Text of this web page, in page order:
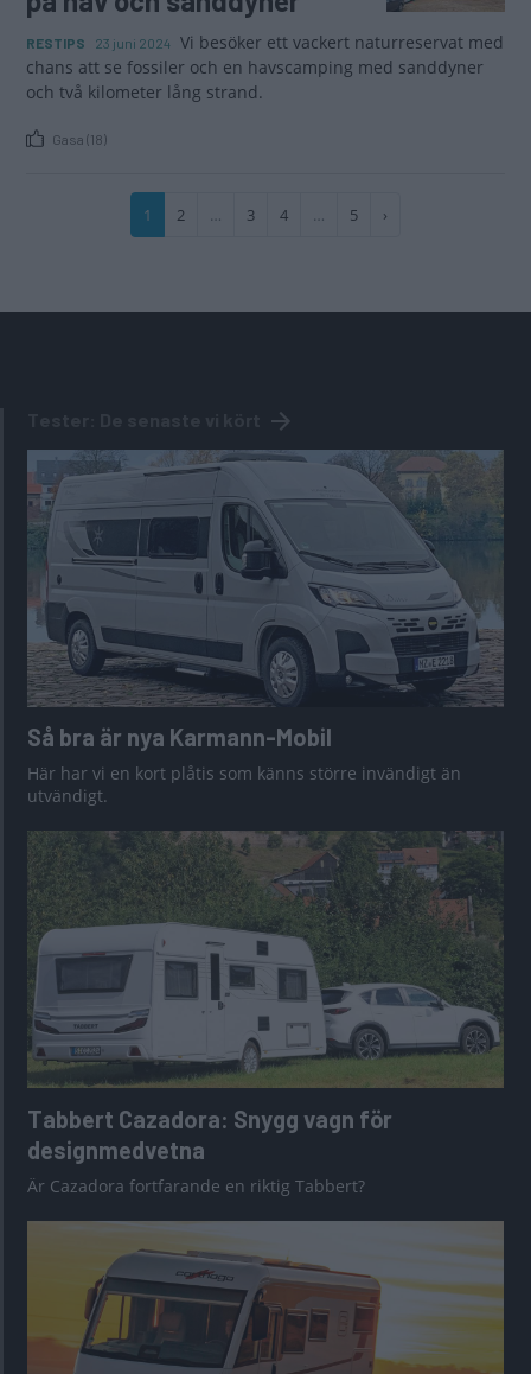
RESTIPS 23 juni 2024 Vi besöker ett vackert naturreservat med
chans att se fossiler och en havscamping med sanddyner
och två kilometer lång strand.
Gasa (18)
PagineringNuvarande
1 Sida
2 … Sida
3 Sida
4 … Sida
5
Nästa
›
Så bra är nya Karmann-Mobil
Här har vi en kort plåtis som känns större invändigt än
utvändigt.
Tabbert Cazadora: Snygg vagn för
designmedvetna
Är Cazadora fortfarande en riktig Tabbert?